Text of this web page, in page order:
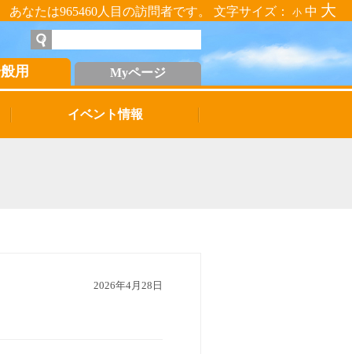
あなたは965460人目の訪問者です。 文字サイズ： 小 中 大
用 Myページ
イベント情報
2026年4月28日